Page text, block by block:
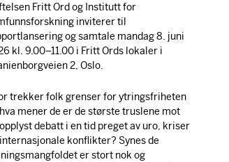
Fritt Ord og Institutt for
inviterer til
og samtale mandag 8. juni
kl. 9.00–11.00 i Fritt Ords lokaler i
2, Oslo.
trekker folk grenser for ytringsfriheten
mener de er de største truslene mot
debatt i en tid preget av uro, kriser
konflikter? Synes de
er stort nok og